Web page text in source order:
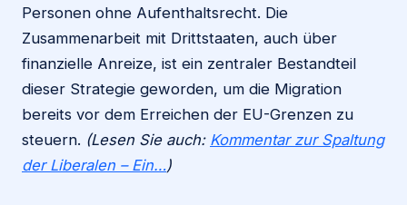
Personen ohne Aufenthaltsrecht. Die
Zusammenarbeit mit Drittstaaten, auch über
finanzielle Anreize, ist ein zentraler Bestandteil
dieser Strategie geworden, um die Migration
bereits vor dem Erreichen der EU-Grenzen zu
steuern. (Lesen Sie auch: Kommentar zur Spaltung
der Liberalen – Ein…)